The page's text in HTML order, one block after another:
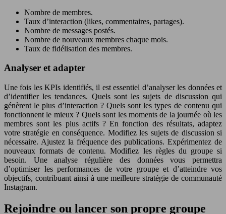
Nombre de membres.
Taux d’interaction (likes, commentaires, partages).
Nombre de messages postés.
Nombre de nouveaux membres chaque mois.
Taux de fidélisation des membres.
Analyser et adapter
Une fois les KPIs identifiés, il est essentiel d’analyser les données et
d’identifier les tendances. Quels sont les sujets de discussion qui
génèrent le plus d’interaction ? Quels sont les types de contenu qui
fonctionnent le mieux ? Quels sont les moments de la journée où les
membres sont les plus actifs ? En fonction des résultats, adaptez
votre stratégie en conséquence. Modifiez les sujets de discussion si
nécessaire. Ajustez la fréquence des publications. Expérimentez de
nouveaux formats de contenu. Modifiez les règles du groupe si
besoin. Une analyse régulière des données vous permettra
d’optimiser les performances de votre groupe et d’atteindre vos
objectifs, contribuant ainsi à une meilleure stratégie de communauté
Instagram.
Rejoindre ou lancer son propre groupe